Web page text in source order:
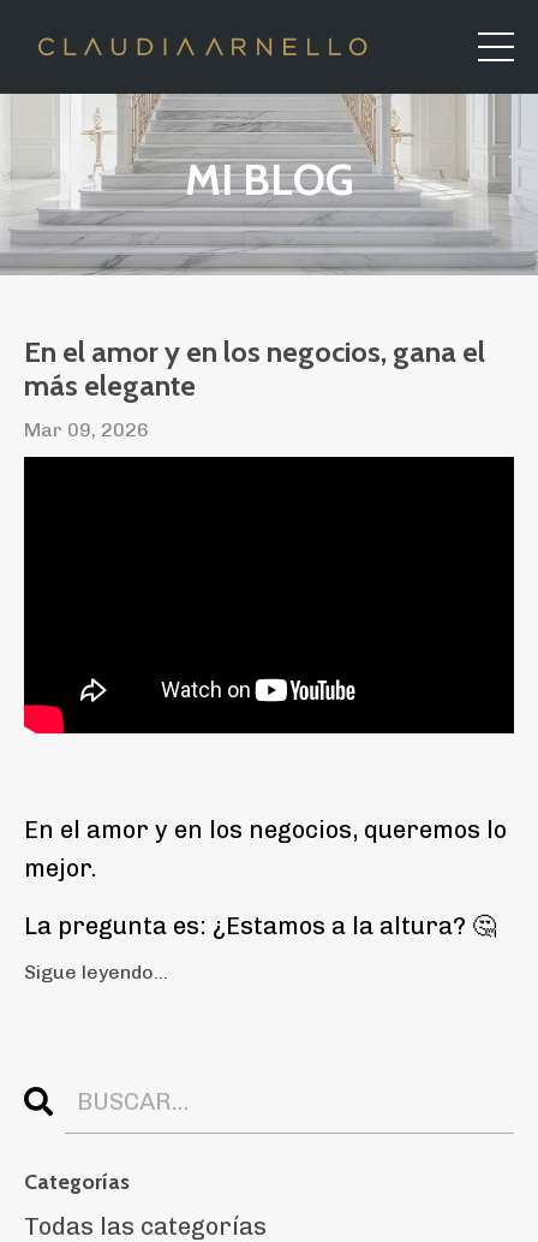
MI BLOG
En el amor y en los negocios, gana el
más elegante
Mar 09, 2026
En el amor y en los negocios, queremos lo
mejor.
La pregunta es: ¿Estamos a la altura? 🤔
Sigue leyendo...
Categorías
Todas las categorías